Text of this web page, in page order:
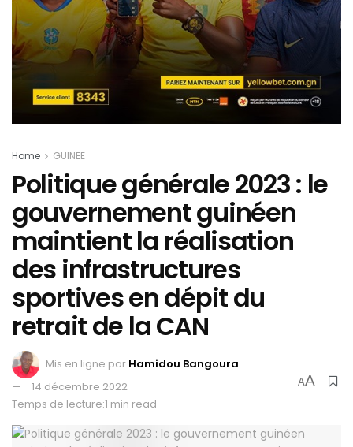
Home GUINEE
Politique générale 2023 : le
gouvernement guinéen
maintient la réalisation
des infrastructures
sportives en dépit du
retrait de la CAN
Mis en ligne par Hamidou Bangoura
14 décembre 2022
Temps de lecture:1 min read
AA